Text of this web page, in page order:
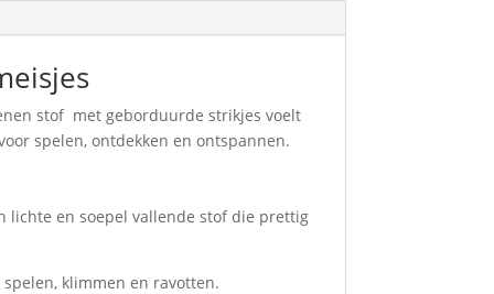
stof met geborduurde strikjes voelt
spelen, ontdekken en ontspannen.
lichte en soepel vallende stof die prettig
klimmen en ravotten.